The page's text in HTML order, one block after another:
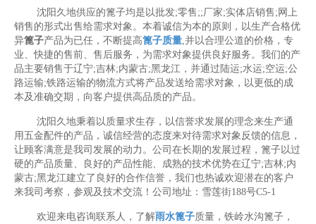
沈阳久地供应的篦子均是以批发;零售;;厂家;实体店销售;网上
销售的形式出售给需求对象。本着诚信为本的原则，以生产合格优
异篦子产品为已任，不断提高篦子质量,并以合理公道的价格，专
业、快捷的售前、售后服务，为需求对象提供良好服务。我们的产
品主要销售于辽宁;吉林;内蒙古;黑龙江，并通过陆运;水运;空运;公
路运输;铁路运输的物流方式将产品发送给需求对象，以更低的成
本及准确交期，向客户提供高品质的产品。
沈阳久地秉着以质量求生存，以信誉求发展的理念来生产通
用五金配件的产品，诚信经营的态度来对待需求对象反馈的信息，
让顾客满意是我司发展的动力。公司在长期的发展过程，篦子以过
硬的产品质量、良好的产品性能、成熟的技术优势在辽宁;吉林;内
蒙古;黑龙江建立了良好的合作信誉，我们也热诚欢迎潜在的客户
来我司考察，参观及技术交流！公司地址：雪莲街188号C5-1
欢迎来电咨询联系人，了解雨水篦子质量，铁岭水沟篦子，